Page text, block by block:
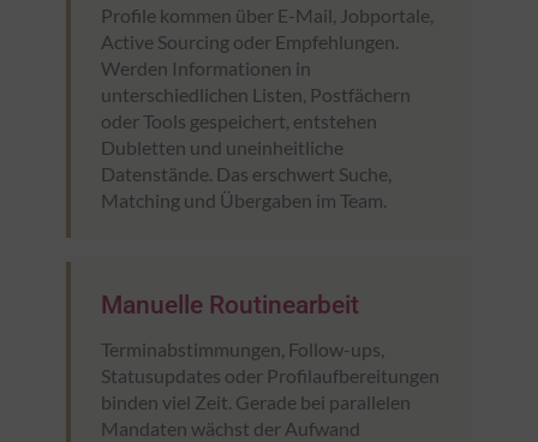
Profile kommen über E-Mail, Jobportale,
Active Sourcing oder Empfehlungen.
Werden Informationen in
unterschiedlichen Listen, Postfächern
oder Tools gespeichert, entstehen
Dubletten und uneinheitliche
Datenstände. Das erschwert Suche,
Matching und Übergaben im Team.
Manuelle Routinearbeit
Terminabstimmungen, Follow-ups,
Statusupdates oder Profilaufbereitungen
binden viel Zeit. Gerade bei parallelen
Mandaten wächst der Aufwand